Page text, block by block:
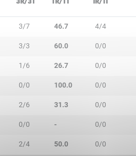
3/7 46.7 4/4
3/3 60.0 0/0
1/6 26.7 0/0
0/0 100.0 0/0
2/6 31.3 0/0
0/0 - 0/0
2/4 50.0 0/0